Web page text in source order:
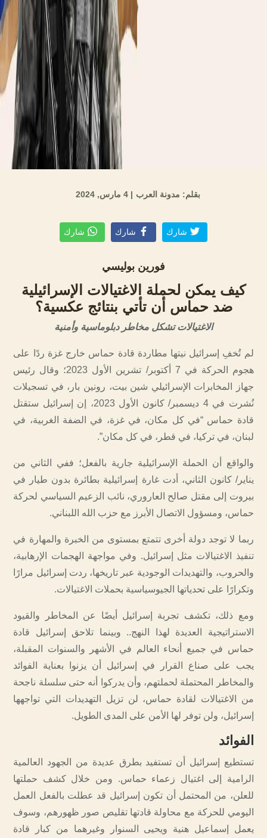
بقلم: مدونة العرب | 4 مارس, 2024
شارك شارك شارك
فورين بوليسي
كيف يمكن لحملة الاغتيالات الإسرائيلية
ضد حماس أن تأتي بنتائج عكسية؟
الاغتيالات تشكل مخاطر دبلوماسية وأمنية
لم تُخفِ إسرائيل نيتها مطاردة قادة حماس خارج غزة ردًا على
هجوم الحركة في 7 أكتوبر/ تشرين الأول 2023؛ وقال رئيس
جهاز المخابرات الإسرائيلي شين بيت، رونين بار، في تسجيلات
نُشرت في 4 ديسمبر/ كانون الأول 2023، إن إسرائيل ستقتل
قادة حماس “في كل مكان، في غزة، في الضفة الغربية، في
لبنان، في تركيا، في قطر، في كل مكان”.
والواقع أن الحملة الإسرائيلية جارية بالفعل؛ ففي الثاني من
يناير/ كانون الثاني، أدت غارة إسرائيلية بطائرة بدون طيار في
بيروت إلى مقتل صالح العاروري، نائب الزعيم السياسي لحركة
حماس، ومسؤول الاتصال الأبرز مع حزب الله اللبناني.
ربما لا توجد دولة أخرى تتمتع بمستوى من الخبرة والمهارة في
تنفيذ الاغتيالات مثل إسرائيل. وفي مواجهة الهجمات الإرهابية،
والحروب، والتهديدات الوجودية عبر تاريخها، ردت إسرائيل مرارًا
وتكرارًا على تحدياتها الجيوسياسية بحملات الاغتيالات.
ومع ذلك، تكشف تجربة إسرائيل أيضًا عن المخاطر والقيود
الاستراتيجية العديدة لهذا النهج.. وبينما تلاحق إسرائيل قادة
حماس في جميع أنحاء العالم في الأشهر والسنوات المقبلة،
يجب على صناع القرار في إسرائيل أن يزنوا بعناية الفوائد
والمخاطر المحتملة لحملتهم، وأن يدركوا أنه حتى سلسلة ناجحة
من الاغتيالات لقادة حماس، لن تزيل التهديدات التي تواجهها
إسرائيل، ولن توفر لها الأمن على المدى الطويل.
الفوائد
تستطيع إسرائيل أن تستفيد بطرق عديدة من الجهود العالمية
الرامية إلى اغتيال زعماء حماس. ومن خلال كشف حملتها
للعلن، من المحتمل أن تكون إسرائيل قد عطلت بالفعل العمل
اليومي للحركة مع محاولة قادتها تقليص صور ظهورهم، وسوف
يعمل إسماعيل هنية ويحيى السنوار وغيرهما من كبار قادة